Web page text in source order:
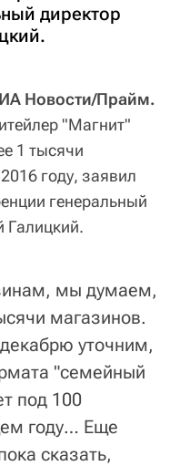
директор
Новости/Прайм.
"Магнит"
1 тысячи
году, заявил
генеральный
Галицкий.
мы думаем,
магазинов.
уточним,
"семейный
под 100
году… Еще
сказать,